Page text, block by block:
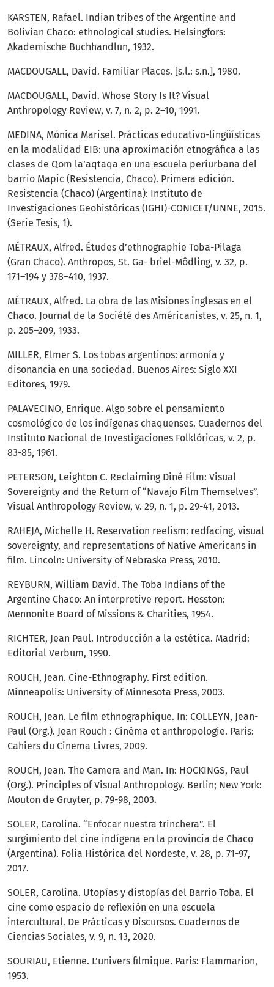
KARSTEN, Rafael. Indian tribes of the Argentine and
Bolivian Chaco: ethnological studies. Helsingfors:
Akademische Buchhandlun, 1932.
MACDOUGALL, David. Familiar Places. [s.l.: s.n.], 1980.
MACDOUGALL, David. Whose Story Is It? Visual
Anthropology Review, v. 7, n. 2, p. 2–10, 1991.
MEDINA, Mónica Marisel. Prácticas educativo-lingüísticas
en la modalidad EIB: una aproximación etnográfica a las
clases de Qom la’aqtaqa en una escuela periurbana del
barrio Mapic (Resistencia, Chaco). Primera edición.
Resistencia (Chaco) (Argentina): Instituto de
Investigaciones Geohistóricas (IGHI)-CONICET/UNNE, 2015.
(Serie Tesis, 1).
MÉTRAUX, Alfred. Études d’ethnographie Toba-Pilaga
(Gran Chaco). Anthropos, St. Ga- briel-Môdling, v. 32, p.
171–194 y 378–410, 1937.
MÉTRAUX, Alfred. La obra de las Misiones inglesas en el
Chaco. Journal de la Société des Américanistes, v. 25, n. 1,
p. 205–209, 1933.
MILLER, Elmer S. Los tobas argentinos: armonía y
disonancia en una sociedad. Buenos Aires: Siglo XXI
Editores, 1979.
PALAVECINO, Enrique. Algo sobre el pensamiento
cosmológico de los indígenas chaquenses. Cuadernos del
Instituto Nacional de Investigaciones Folklóricas, v. 2, p.
83-85, 1961.
PETERSON, Leighton C. Reclaiming Diné Film: Visual
Sovereignty and the Return of “Navajo Film Themselves”.
Visual Anthropology Review, v. 29, n. 1, p. 29-41, 2013.
RAHEJA, Michelle H. Reservation reelism: redfacing, visual
sovereignty, and representations of Native Americans in
film. Lincoln: University of Nebraska Press, 2010.
REYBURN, William David. The Toba Indians of the
Argentine Chaco: An interpretive report. Hesston:
Mennonite Board of Missions & Charities, 1954.
RICHTER, Jean Paul. Introducción a la estética. Madrid:
Editorial Verbum, 1990.
ROUCH, Jean. Cine-Ethnography. First edition.
Minneapolis: University of Minnesota Press, 2003.
ROUCH, Jean. Le film ethnographique. In: COLLEYN, Jean-
Paul (Org.). Jean Rouch : Cinéma et anthropologie. Paris:
Cahiers du Cinema Livres, 2009.
ROUCH, Jean. The Camera and Man. In: HOCKINGS, Paul
(Org.). Principles of Visual Anthropology. Berlin; New York:
Mouton de Gruyter, p. 79-98, 2003.
SOLER, Carolina. “Enfocar nuestra trinchera”. El
surgimiento del cine indígena en la provincia de Chaco
(Argentina). Folia Histórica del Nordeste, v. 28, p. 71-97,
2017.
SOLER, Carolina. Utopías y distopías del Barrio Toba. El
cine como espacio de reflexión en una escuela
intercultural. De Prácticas y Discursos. Cuadernos de
Ciencias Sociales, v. 9, n. 13, 2020.
SOURIAU, Etienne. L’univers filmique. Paris: Flammarion,
1953.